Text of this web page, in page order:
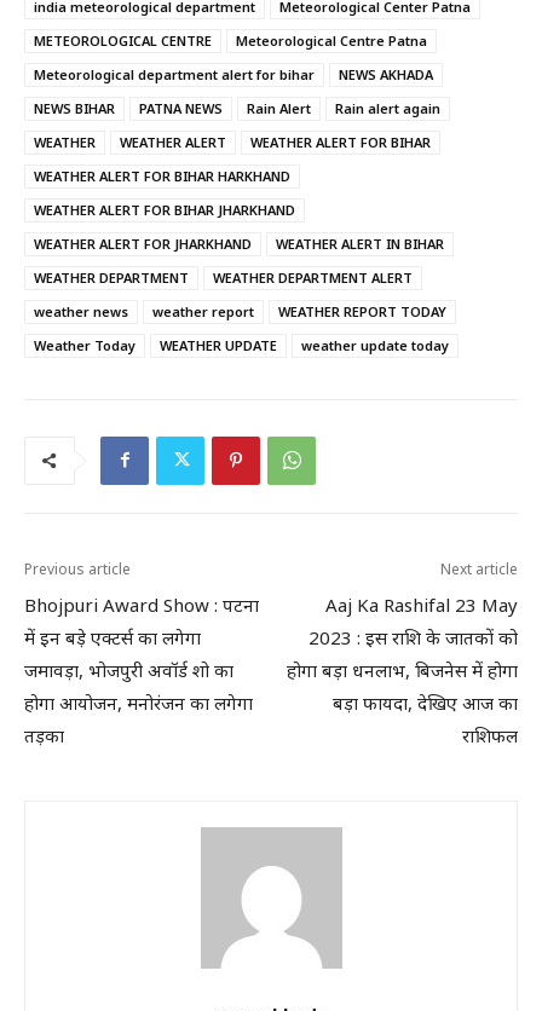
india meteorological department
Meteorological Center Patna
METEOROLOGICAL CENTRE
Meteorological Centre Patna
Meteorological department alert for bihar
NEWS AKHADA
NEWS BIHAR
PATNA NEWS Rain Alert
Rain alert again
WEATHER
WEATHER ALERT
WEATHER ALERT FOR BIHAR
WEATHER ALERT FOR BIHAR HARKHAND
WEATHER ALERT FOR BIHAR JHARKHAND
WEATHER ALERT FOR JHARKHAND
WEATHER ALERT IN BIHAR
WEATHER DEPARTMENT
WEATHER DEPARTMENT ALERT
weather news
weather report
WEATHER REPORT TODAY
Weather Today
WEATHER UPDATE weather update today
Previous article
Bhojpuri Award Show : पटना
में इन बड़े एक्टर्स का लगेगा
जमावड़ा, भोजपुरी अवॉर्ड शो का
होगा आयोजन, मनोरंजन का लगेगा
तड़का
Next article
Aaj Ka Rashifal 23 May
2023 : इस राशि के जातकों को
होगा बड़ा धनलाभ, बिजनेस में होगा
बड़ा फायदा, देखिए आज का
राशिफल